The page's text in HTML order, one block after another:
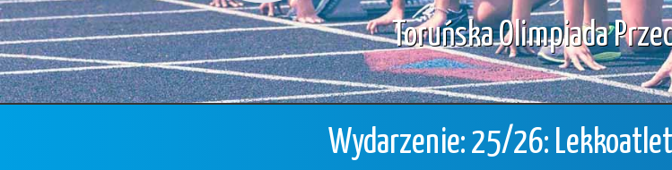
Toruńska Olimpiada
Wydarzenie: 25/26: